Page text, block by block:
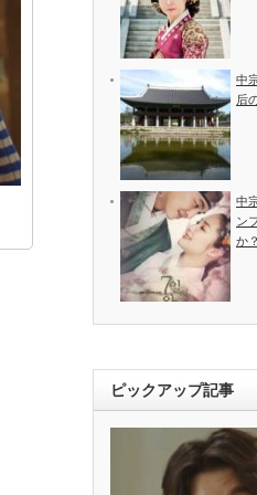
中
后
中
ン
か
ピックアップ記事